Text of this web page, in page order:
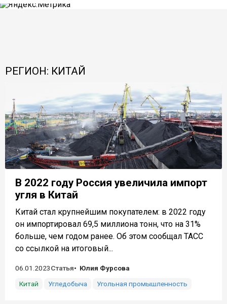
РЕГИОН: КИТАЙ
В 2022 году Россия увеличила импорт
угля в Китай
Китай стал крупнейшим покупателем: в 2022 году
он импортировал 69,5 миллиона тонн, что на 31%
больше, чем годом ранее. Об этом сообщал ТАСС
со ссылкой на итоговый...
06.01.2023Статья
Юлия Фурсова
Китай
Угледобыча Угольная промышленность